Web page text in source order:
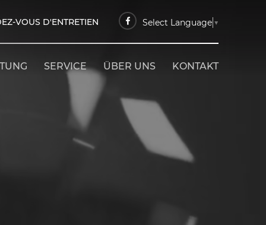
VOUS D'ENTRETIEN Select Language ▼
SERVICE ÜBER UNS KONTAKT